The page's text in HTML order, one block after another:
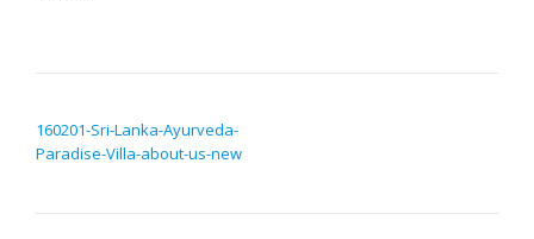
160201-Sri-Lanka-Ayurveda-
Paradise-Villa-about-us-new